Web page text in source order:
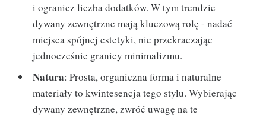
i ogranicz liczba dodatków. W tym trendzie
dywany zewnętrzne mają kluczową rolę - nadać
miejsca spójnej estetyki, nie przekraczając
jednocześnie granicy minimalizmu.
Natura: Prosta, organiczna forma i naturalne
materiały to kwintesencja tego stylu. Wybierając
dywany zewnętrzne, zwróć uwagę na te